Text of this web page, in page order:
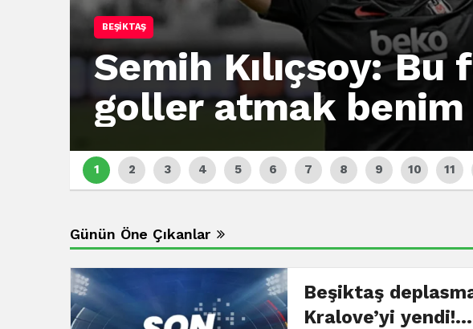
BEŞIKTAŞ
Semih Kılıçsoy: Bu
goller atmak
Günün Öne Çıkanlar
Beşiktaş
Kralove’yi yendi!…